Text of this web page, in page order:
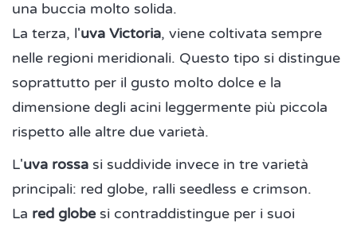
una buccia molto solida.
La terza, l'uva Victoria, viene coltivata sempre
nelle regioni meridionali. Questo tipo si distingue
soprattutto per il gusto molto dolce e la
dimensione degli acini leggermente più piccola
rispetto alle altre due varietà.
L'uva rossa si suddivide invece in tre varietà
principali: red globe, ralli seedless e crimson.
La red globesi contraddistingue per i suoi